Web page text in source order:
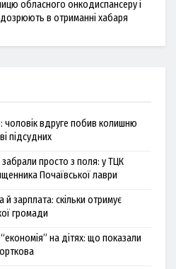
обласного онкодиспансеру і
в отриманні хабаря
чоловік вдруге побив колишню
підсудних
просто з поля: у ТЦК
Почаївської лаври
зарплата: скільки отримує
громади
на дітях: що показали